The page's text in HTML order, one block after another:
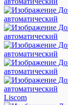
Liscom